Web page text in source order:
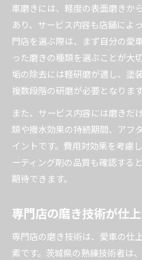
車磨きには、軽度の表面磨きか
あり、サービス内容も店舗によ
門店を選ぶ際は、まず自分の愛
った磨きの種類を選ぶことが大
垢の除去には軽研磨が適し、塗
複数段階の研磨が必要となります
また、サービス内容には磨きだ
類や撥水効果の持続期間、アフ
イントです。費用対効果を考慮
ーティング剤の品質も確認する
期待できます。
専門店の磨き技術が仕
専門店の磨き技術は、愛車の仕
素です。茨城県の熟練技術者は